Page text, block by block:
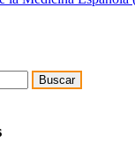
Buscar